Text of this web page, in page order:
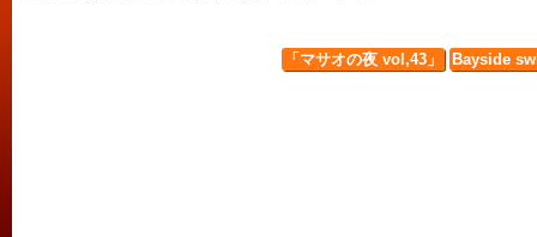
「マサオの夜 vol,43」 Bayside